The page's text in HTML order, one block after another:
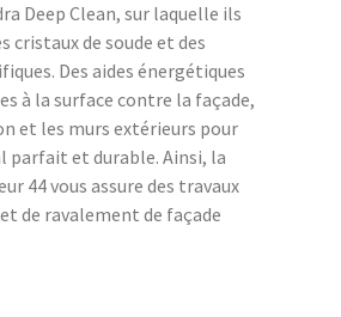
Deep Clean, sur laquelle ils
cristaux de soude et des
Des aides énergétiques
à la surface contre la façade,
et les murs extérieurs pour
parfait et durable. Ainsi, la
44 vous assure des travaux
de ravalement de façade